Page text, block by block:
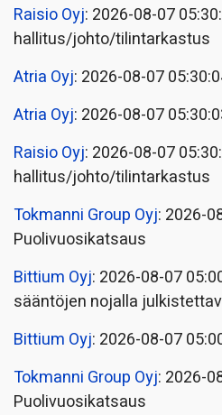
Raisio Oyj: 2026-08-07
hallitus/johto/tilintarkastus
Atria Oyj: 2026-08-07
Atria Oyj: 2026-08-07
Raisio Oyj: 2026-08-07
hallitus/johto/tilintarkastus
Tokmanni Group Oyj: 2026-
Puolivuosikatsaus
Bittium Oyj: 2026-08-07
sääntöjen nojalla
Bittium Oyj: 2026-08-07
Tokmanni Group Oyj: 2026-
Puolivuosikatsaus